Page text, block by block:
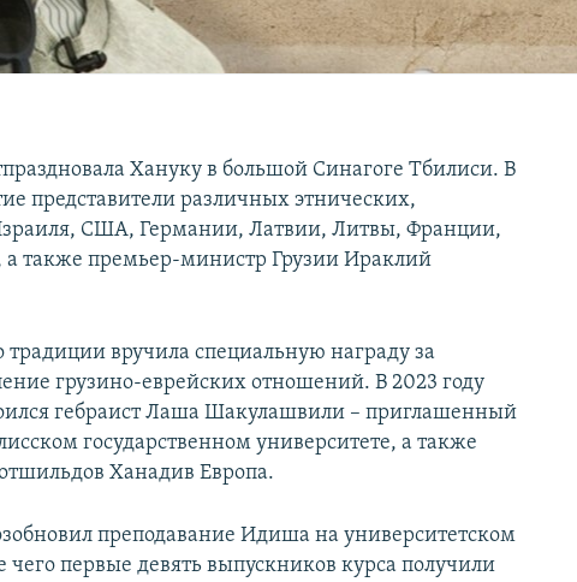
Хануку в большой Синагоге Тбилиси. В
представители различных этнических,
США, Германии, Латвии, Литвы, Франции,
также премьер-министр Грузии Ираклий
вручила специальную награду за
грузино-еврейских отношений. В 2023 году
гебраист Лаша Шакулашвили – приглашенный
государственном университете, а также
Ханадив Европа.
преподавание Идиша на университетском
чего первые девять выпускников курса получили